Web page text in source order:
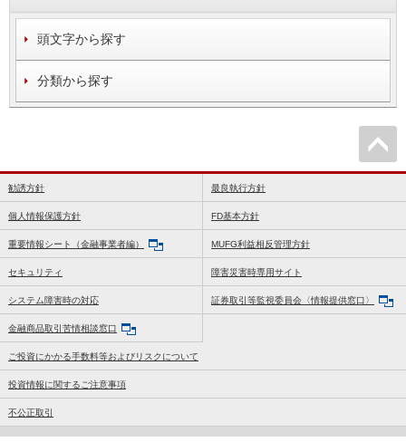
頭文字から探す
分類から探す
勧誘方針 最良執行方針
個人情報保護方針 FD基本方針
重要情報シート（金融事業者編） MUFG利益相反管理方針
セキュリティ 障害災害時専用サイト
システム障害時の対応 証券取引等監視委員会〈情報提供窓口〉
金融商品取引苦情相談窓口
ご投資にかかる手数料等およびリスクについて
投資情報に関するご注意事項
不公正取引